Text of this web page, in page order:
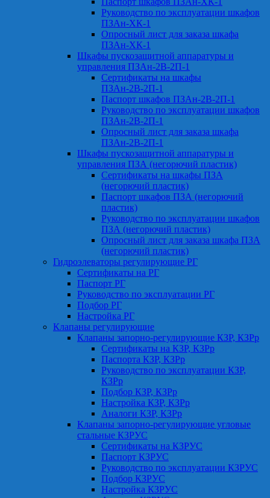
Руководство по эксплуатации шкафов
ПЗАн-ХК-1
Опросный лист для заказа шкафа
ПЗАн-ХК-1
Шкафы пускозащитной аппаратуры и
управления ПЗАн-2В-2П-1
Сертификаты на шкафы
ПЗАн-2В-2П-1
Паспорт шкафов ПЗАн-2В-2П-1
Руководство по эксплуатации шкафов
ПЗАн-2В-2П-1
Опросный лист для заказа шкафа
ПЗАн-2В-2П-1
Шкафы пускозащитной аппаратуры и
управления ПЗА (негорючий пластик)
Сертификаты на шкафы ПЗА
(негорючий пластик)
Паспорт шкафов ПЗА (негорючий
пластик)
Руководство по эксплуатации шкафов
ПЗА (негорючий пластик)
Опросный лист для заказа шкафа ПЗА
(негорючий пластик)
Гидроэлеваторы регулирующие РГ
Сертификаты на РГ
Паспорт РГ
Руководство по эксплуатации РГ
Подбор РГ
Настройка РГ
Клапаны регулирующие
Клапаны запорно-регулирующие КЗР, КЗРр
Сертификаты на КЗР, КЗРр
Паспорта КЗР, КЗРр
Руководство по эксплуатации КЗР,
КЗРр
Подбор КЗР, КЗРр
Настройка КЗР, КЗРр
Аналоги КЗР, КЗРр
Клапаны запорно-регулирующие угловые
стальные КЗРУС
Сертификаты на КЗРУС
Паспорт КЗРУС
Руководство по эксплуатации КЗРУС
Подбор КЗРУС
Настройка КЗРУС